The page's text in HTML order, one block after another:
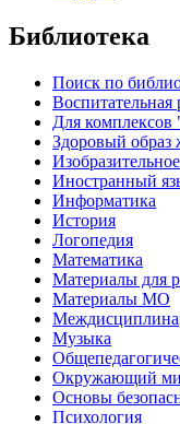
Библиотека
Поиск по
Воспитательная
Для комплексов
Здоровый образ
Иностранный
Информатика
История
Логопедия
Математика
Материалы для
Материалы МО
Музыка
Окружающий
Основы
Психология